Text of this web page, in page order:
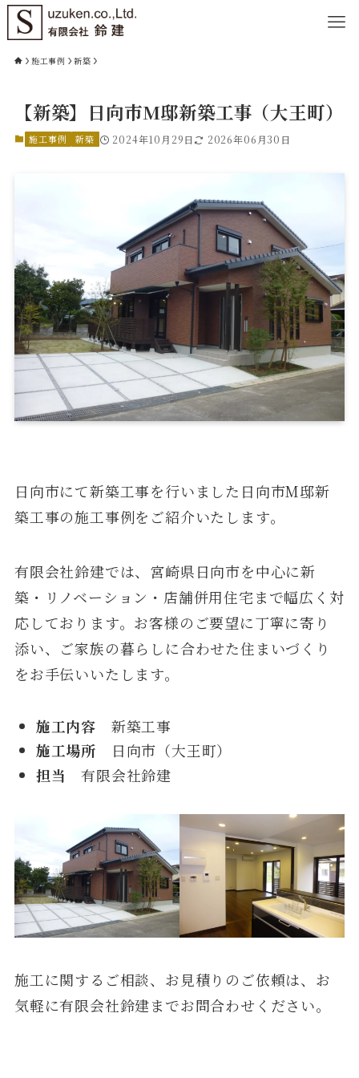
施工事例 新築
【新築】日向市M邸新築工事（大王町）
施工事例 新築 2024年10月29日 2026年06月30日
日向市にて新築工事を行いました日向市M邸新
築工事の施工事例をご紹介いたします。
有限会社鈴建では、宮崎県日向市を中心に新
築・リノベーション・店舗併用住宅まで幅広く対
応しております。お客様のご要望に丁寧に寄り
添い、ご家族の暮らしに合わせた住まいづくり
をお手伝いいたします。
施工内容 新築工事
施工場所 日向市（大王町）
担当 有限会社鈴建
施工に関するご相談、お見積りのご依頼は、お
気軽に有限会社鈴建までお問合わせください。